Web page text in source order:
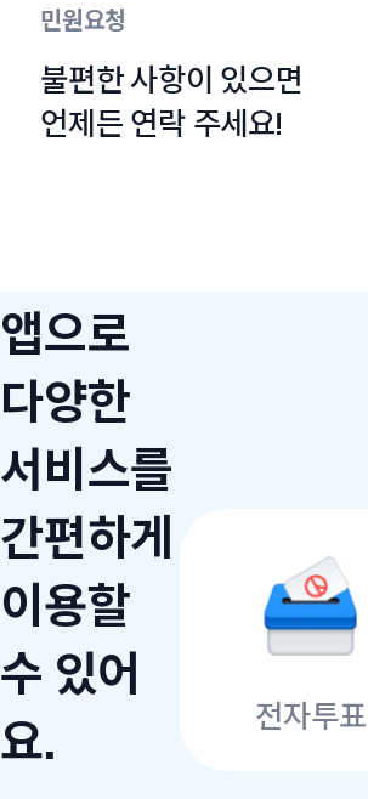
민원요청
불편한 사항이 있으면
언제든 연락 주세요!
앱으로
다양한
서비스를
간편하게
이용할
수 있어
요.
전자투표